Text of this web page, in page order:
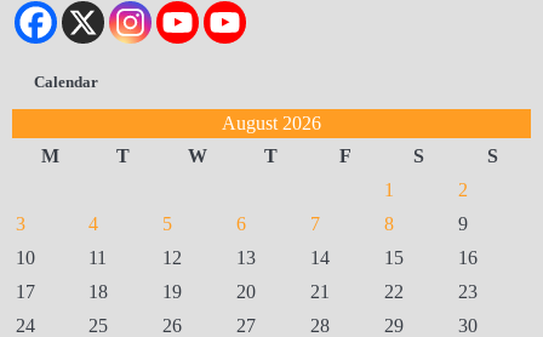
Calendar
August 2026
M
T W T F S
S
1
2
3
4 5 6 7 8
9
10
11 12 13 14 15
16
17
18 19 20 21 22
23
24
25 26 27 28 29
30